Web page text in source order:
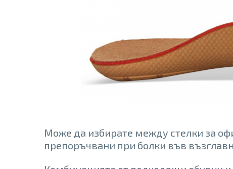
Може да избирате между стелки за
препоръчвани при болки във